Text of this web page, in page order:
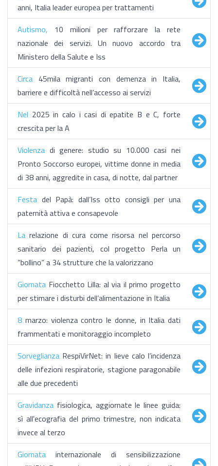
anni, Italia leader europea per trattamenti
Autismo, 10 milioni per rafforzare la rete
nazionale dei servizi. Un nuovo accordo tra
Ministero della Salute e Iss
Circa 45mila migranti con demenza in Italia,
barriere e difficoltà nell’accesso ai servizi
Nel 2025 in calo i casi di epatite B e C, forte
crescita per la A
Violenza di genere: studio su 10.000 casi nei
Pronto Soccorso europei, vittime donne in media
di 38 anni, aggredite in casa, di notte, dal partner
Festa del Papà: dall’Iss otto consigli per una
paternità attiva e consapevole
La relazione di cura come risorsa nel percorso
sanitario dei pazienti, col progetto Perla un
“bollino” a 34 strutture che la valorizzano
Giornata Fiocchetto Lilla: al via il primo progetto
per stimare i disturbi dell’alimentazione in Italia
8 marzo: violenza contro le donne, in Italia dati
frammentati e monitoraggio incompleto
Sorveglianza RespiVirNet: in lieve calo l’incidenza
delle infezioni respiratorie, stagione paragonabile
alle due precedenti
Gravidanza fisiologica, aggiornate le linee guida:
sì all'ecografia del primo trimestre, non indicata
invece al terzo
Giornata internazionale di sensibilizzazione